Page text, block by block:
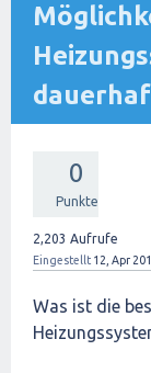
0
Punkte
2,203 Aufrufe
Eingestellt 12, Apr
Was ist die